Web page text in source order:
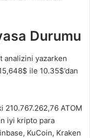
Durumu
analizini yazarken
ile 10.35$’dan
210.767.262,76 ATOM
iyi kripto para
KuCoin, Kraken